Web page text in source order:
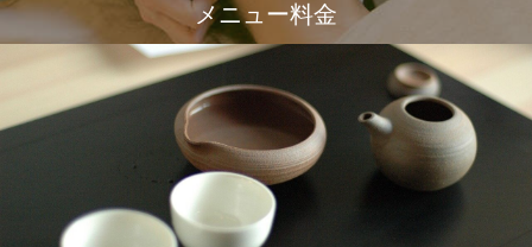
メニュー料金